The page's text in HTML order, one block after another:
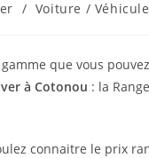
/ Voiture / Véhicule
que vous
à Cotonou : la
connaitre le prix